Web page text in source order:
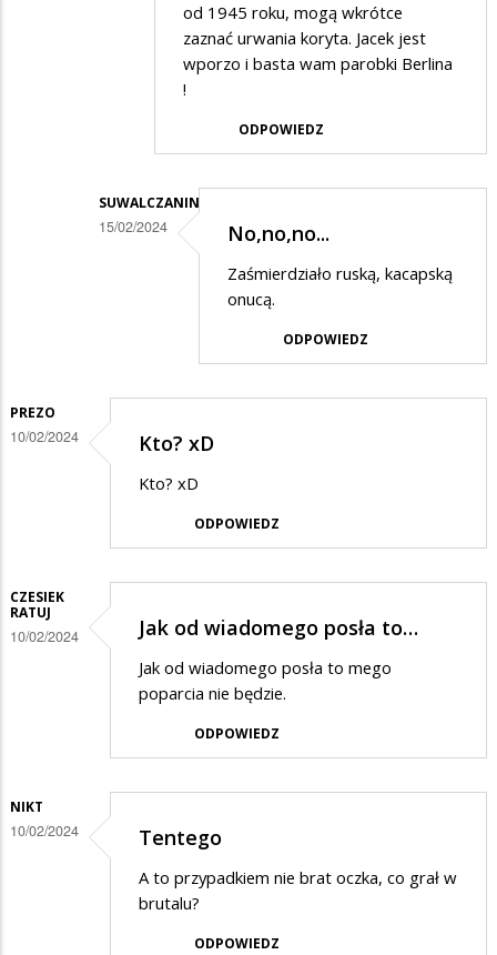
od 1945 roku, mogą wkrótce
zaznać urwania koryta. Jacek jest
wporzo i basta wam parobki Berlina
!
ODPOWIEDZ
SUWALCZANIN
15/02/2024
na
memory
No,no,no...
Zaśmierdziało ruską, kacapską
onucą.
ODPOWIEDZ
PREZO
10/02/2024 Kto? xD
Kto? xD
ODPOWIEDZ
CZESIEK
RATUJ
10/02/2024 Jak od wiadomego posła to…
Jak od wiadomego posła to mego
poparcia nie będzie.
ODPOWIEDZ
NIKT
10/02/2024 Tentego
A to przypadkiem nie brat oczka, co grał w
brutalu?
ODPOWIEDZ